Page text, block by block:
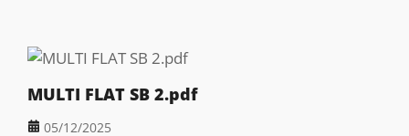
MULTI FLAT SB 2.pdf
05/12/2025